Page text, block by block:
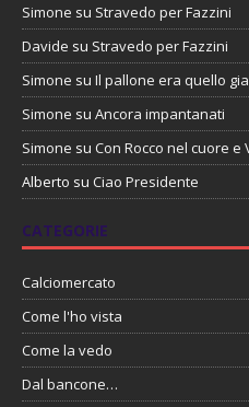
Simone su Stravedo per Fazzini
Davide su Stravedo per Fazzini
Simone su Il pallone era quello
Simone su Ancora impantanati
Simone su Con Rocco nel cuore e
Alberto su Ciao Presidente
CATEGORIE
Calciomercato
Come l'ho vista
Come la vedo
Dal bancone…